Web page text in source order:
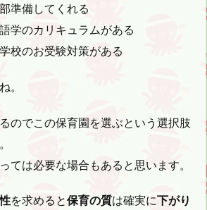
準備してくれる
学のカリキュラムがある
校のお受験対策がある
。
のでこの保育園を選ぶという選択肢
ては必要な場合もあると思います。
を求めると保育の質は確実に下がり